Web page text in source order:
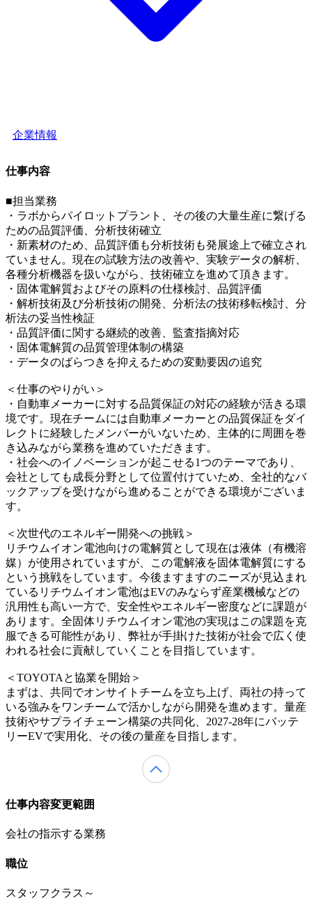
企業情報
仕事内容
■担当業務
・ラボからパイロットプラント、その後の大量生産に繋げる
ための品質評価、分析技術確立
・新素材のため、品質評価も分析技術も発展途上で確立され
ていません。現在の試験方法の改善や、実験データの解析、
各種分析機器を扱いながら、技術確立を進めて頂きます。
・固体電解質およびその原料の仕様検討、品質評価
・解析技術及び分析技術の開発、分析法の技術移転検討、分
析法の妥当性検証
・品質評価に関する継続的改善、監査指摘対応
・固体電解質の品質管理体制の構築
・データのばらつきを抑えるための変動要因の追究
＜仕事のやりがい＞
・自動車メーカーに対する品質保証の対応の経験が活きる環
境です。現在チームには自動車メーカーとの品質保証をダイ
レクトに経験したメンバーがいないため、主体的に周囲を巻
き込みながら業務を進めていただきます。
・社会へのイノベーションが起こせる1つのテーマであり、
会社としても成長分野として位置付けていため、全社的なバ
ックアップを受けながら進めることができる環境がございま
す。
＜次世代のエネルギー開発への挑戦＞
リチウムイオン電池向けの電解質として現在は液体（有機溶
媒）が使用されていますが、この電解液を固体電解質にする
という挑戦をしています。今後ますますのニーズが見込まれ
ているリチウムイオン電池はEVのみならず産業機械などの
汎用性も高い一方で、安全性やエネルギー密度などに課題が
あります。全固体リチウムイオン電池の実現はこの課題を克
服できる可能性があり、弊社が手掛けた技術が社会で広く使
われる社会に貢献していくことを目指しています。
＜TOYOTAと協業を開始＞
まずは、共同でオンサイトチームを立ち上げ、両社の持って
いる強みをワンチームで活かしながら開発を進めます。量産
技術やサプライチェーン構築の共同化、2027-28年にバッテ
リーEVで実用化、その後の量産を目指します。
仕事内容変更範囲
会社の指示する業務
職位
スタッフクラス～